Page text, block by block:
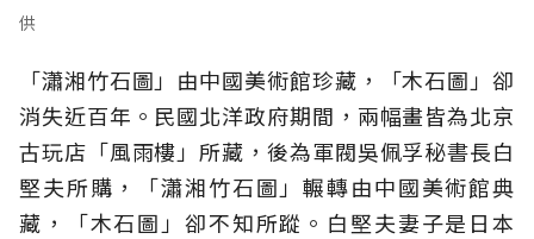
供
「瀟湘竹石圖」由中國美術館珍藏，「木石圖」卻
消失近百年。民國北洋政府期間，兩幅畫皆為北京
古玩店「風雨樓」所藏，後為軍閥吳佩孚秘書長白
堅夫所購，「瀟湘竹石圖」輾轉由中國美術館典
藏，「木石圖」卻不知所蹤。白堅夫妻子是日本